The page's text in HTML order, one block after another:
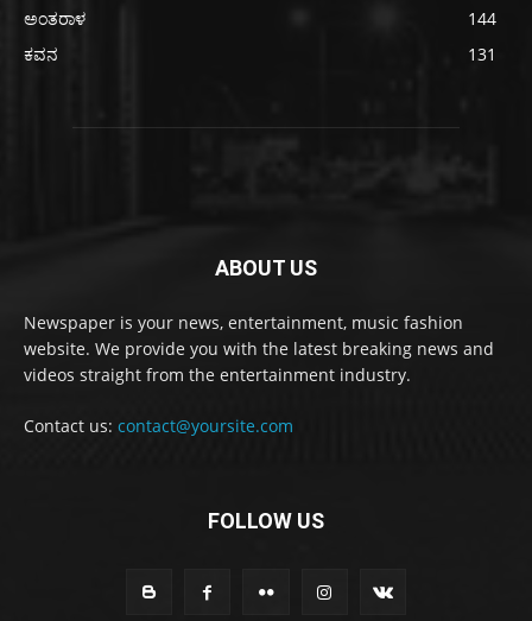
ಅಂತರಾಳ
144
ಕವನ
131
ABOUT US
Newspaper is your news, entertainment, music fashion
website. We provide you with the latest breaking news and
videos straight from the entertainment industry.
Contact us: contact@yoursite.com
FOLLOW US